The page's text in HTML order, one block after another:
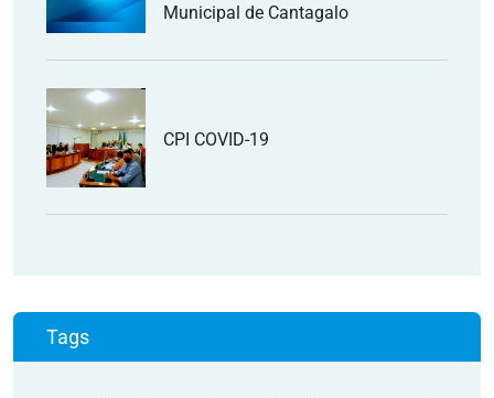
Municipal de Cantagalo
CPI COVID-19
Tags